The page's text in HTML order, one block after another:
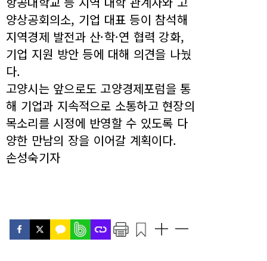
양상공회의소, 기업 대표 등이 참석해
지역경제 발전과 산·학·연 협력 강화,
기업 지원 방안 등에 대해 의견을 나눴
다.
고양시는 앞으로도 고양경제포럼을 통
해 기업과 지속적으로 소통하고 현장의
목소리를 시정에 반영할 수 있도록 다
양한 만남의 장을 이어갈 계획이다.
손성숙기자